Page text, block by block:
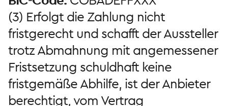
(3) Erfolgt die Zahlung nicht
fristgerecht und schafft der Aussteller
trotz Abmahnung mit angemessener
Fristsetzung schuldhaft keine
fristgemäße Abhilfe, ist der Anbieter
berechtigt, vom Vertrag